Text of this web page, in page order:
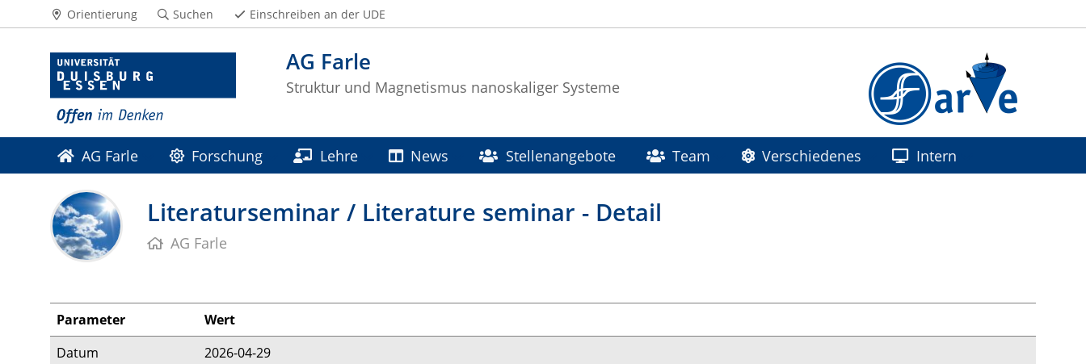
AG Farle
Struktur und Magnetismus nanoskaliger Systeme
Orientierung Suchen Einschreiben an der UDE
AG Farle Forschung Lehre News Stellenangebote Team Verschiedenes Intern
Literaturseminar / Literature seminar - Detail
AG Farle
Parameter
Wert
Datum
2026-04-29